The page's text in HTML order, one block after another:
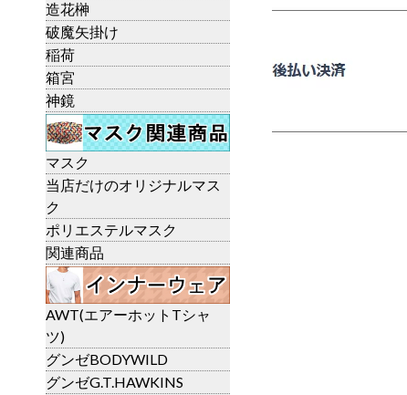
造花榊
破魔矢掛け
稲荷
箱宮
神鏡
マスク
当店だけのオリジナルマス
ク
ポリエステルマスク
関連商品
AWT(エアーホットTシャ
ツ)
グンゼBODYWILD
グンゼG.T.HAWKINS